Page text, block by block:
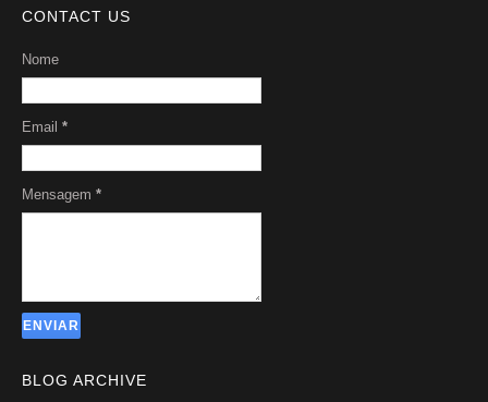
CONTACT US
Nome
Email *
Mensagem *
BLOG ARCHIVE